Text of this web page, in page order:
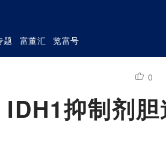
题 富董汇 览富号
0
抑制剂